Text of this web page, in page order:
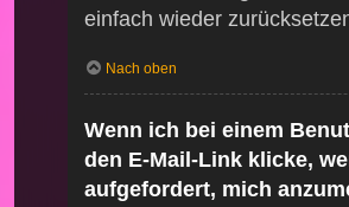
einfach wieder
Nach oben
Wenn ich bei einem
den E-Mail-Link klicke,
aufgefordert, mich